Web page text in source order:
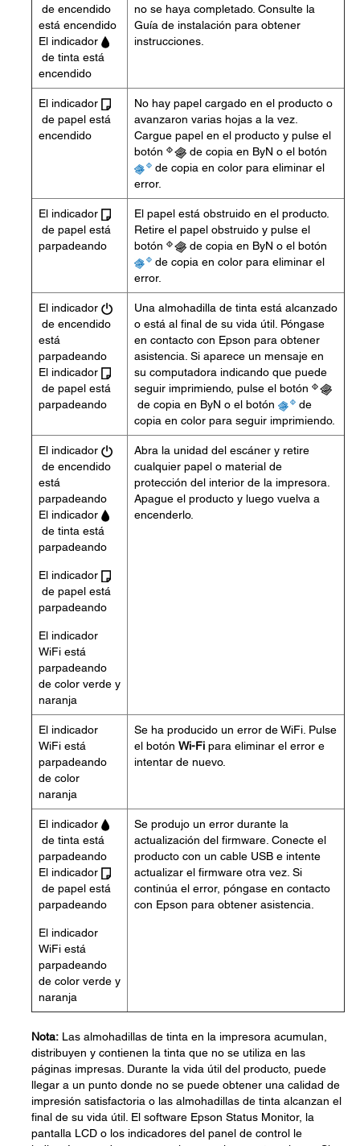
de encendido
está encendido
El indicador
de tinta está
encendido
no se haya completado. Consulte la
Guía de instalación para obtener
instrucciones.
El indicador
de papel está
encendido
No hay papel cargado en el producto o
avanzaron varias hojas a la vez.
Cargue papel en el producto y pulse el
botón
de copia en ByN o el botón
de copia en color para eliminar el
error.
El indicador
de papel está
parpadeando
El papel está obstruido en el producto.
Retire el papel obstruido y pulse el
botón
de copia en ByN o el botón
de copia en color para eliminar el
error.
El indicador
de encendido
está
parpadeando
El indicador
de papel está
parpadeando
Una almohadilla de tinta está alcanzado
o está al final de su vida útil. Póngase
en contacto con Epson para obtener
asistencia. Si aparece un mensaje en
su computadora indicando que puede
seguir imprimiendo, pulse el botón
de copia en ByN o el botón
de
copia en color para seguir imprimiendo.
El indicador
de encendido
está
parpadeando
El indicador
de tinta está
parpadeando
El indicador
de papel está
parpadeando
El indicador
WiFi está
parpadeando
de color verde y
naranja
Abra la unidad del escáner y retire
cualquier papel o material de
protección del interior de la impresora.
Apague el producto y luego vuelva a
encenderlo.
El indicador
WiFi está
parpadeando
de color
naranja
Se ha producido un error de WiFi. Pulse
el botón Wi-Fi para eliminar el error e
intentar de nuevo.
El indicador
de tinta está
parpadeando
El indicador
de papel está
parpadeando
El indicador
WiFi está
parpadeando
de color verde y
naranja
Se produjo un error durante la
actualización del firmware. Conecte el
producto con un cable USB e intente
actualizar el firmware otra vez. Si
continúa el error, póngase en contacto
con Epson para obtener asistencia.
Nota: Las almohadillas de tinta en la impresora acumulan,
distribuyen y contienen la tinta que no se utiliza en las
páginas impresas. Durante la vida útil del producto, puede
llegar a un punto donde no se puede obtener una calidad de
impresión satisfactoria o las almohadillas de tinta alcanzan el
final de su vida útil. El software Epson Status Monitor, la
pantalla LCD o los indicadores del panel de control le